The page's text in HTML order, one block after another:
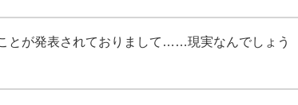
とが発表されておりまして……現実なんでしょう